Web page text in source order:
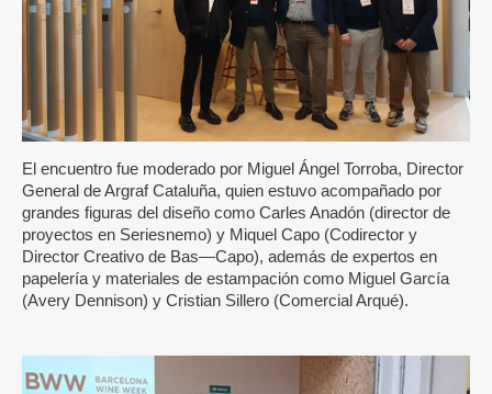
El encuentro fue moderado por Miguel Ángel Torroba, Director
General de Argraf Cataluña, quien estuvo acompañado por
grandes figuras del diseño como Carles Anadón (director de
proyectos en Seriesnemo) y Miquel Capo (Codirector y
Director Creativo de Bas—Capo), además de expertos en
papelería y materiales de estampación como Miguel García
(Avery Dennison) y Cristian Sillero (Comercial Arqué).